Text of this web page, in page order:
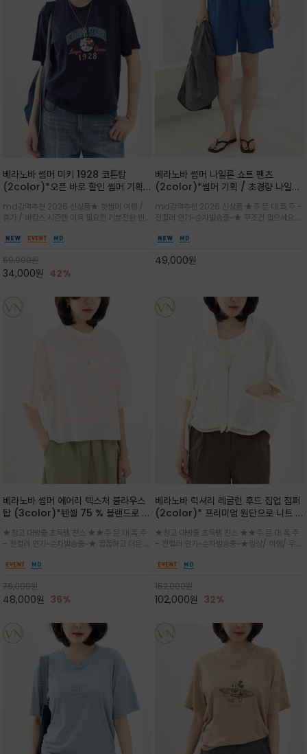
베라노바 썸머 미키 1928 코튼탑
(2color)*오픈 바로 할인 썸머 기획
★ 한정수량 제작 ★ 오가닉 코튼으로
빈티지 프린트로 여름 하의와 모두 잘어
울리는 그래픽
md강력추천 2026 신상품★ 핫썸머 여행 /
휴가 / 바캉스 시즌엔 더욱 필요한 기분전환 빈티
키 컬러 위에 빈티지한 크랙 효과의 레트로 감성
완성
59,000원
34,000원 42%
베라노바 썸머 나일론 쇼트 팬츠
(2color)*썸머 기획 / 초경량 나일론
가벼운 아이템 / 여행 / 일상 / 운동 모
두 가능한 아이템
md강력추천 2026 신상품 ★주.문.대.폭.주 -
전컬러 인기~순차발송중~★ 무조건 입으세요~~
입니다^^가볍고 드라이한 터치감의 나일론 소
룩, 모임룩, 데일리룩까지 다양하게
49,000원
베라노바 썸머 에어리 텍스처 블라우스
탑 (3color)*텐셀 75 % 블랜드로 가
래식한 블랙 컬러가 세련된 분위기를 더
하며, 여유로운 세미 루즈핏과 자연스럽
게 떨어지는 실루엣이 편안하면서도 단
★창고 대방출 초득템 찬스 ★★주.문.대.폭.주
- 전컬러 인기~순차발송중~★ 꿉꿉하고 더운 여
과 시원한 나일론 혼방/ 넥라인과 사이드배색은
디자인
76,000원
48,000원 36%
베라노바 럭셔리 레글런 후드 집업 점퍼
(2color)* 프리미엄 원단으로 니트 짜
트 블렌드 소재로, 한여름에도 쾌적하고
시원한 착용감을 선사
★창고 대방출 초득템 찬스 ★★주.문.대.폭.주
- 전컬러 인기~순차발송중~★일상/ 여행/ 우아
시원한 바닷바람처럼 쾌적함을 느끼는아이템/몸
이 고급스러운 무드/ 릴렉스
152,000원
102,000원 32%